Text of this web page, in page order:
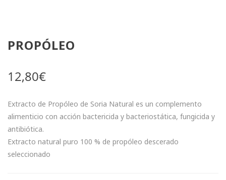
PROPÓLEO
12,80€
Extracto de Propóleo de Soria Natural es un complemento
alimenticio con acción bactericida y bacteriostática, fungicida y
antibiótica.
Extracto natural puro 100 % de propóleo descerado
seleccionado